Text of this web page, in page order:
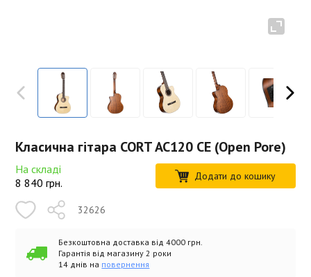
Класична гітара CORT AC120 CE (Open Pore)
На складі
8 840 грн. Додати до кошику
32626
Безкоштовна доставка від 4000 грн.
Гарантія від магазину 2 роки
14 днів на повернення